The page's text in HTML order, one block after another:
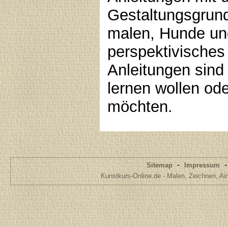
malen, Hunde
Anleitungen
lernen wollen
möchten.
Sitemap - Impressum
Kunstkurs-Online.de - Malen, Zeichnen,